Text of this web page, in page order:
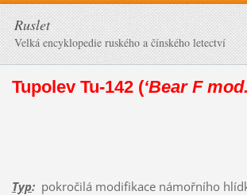
Ruslet
Velká encyklopedie ruského a čínského letectví
Tupolev Tu-142 (‘Bear F
Typ:pokročilá modifikace námořního